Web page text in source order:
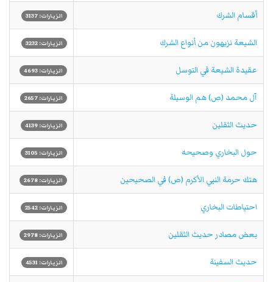
أقسام الشرك الزيارات: 3137
الشيعة نزيهون من أنواع الشرك الزيارات: 3232
عقيدة الشيعة في التوسل الزيارات: 4693
آل محمد (ص) هم الوسيلة الزيارات: 2657
حديث الثقلين الزيارات: 4139
حول البخاري وصحيحه الزيارات: 3105
هتك حرمة النبي الأكرم (ص) في الصحيحين الزيارات: 2678
احتياطات البخاري الزيارات: 2542
بعض مصادر حديث الثقلين الزيارات: 2978
حديث السفينة الزيارات: 4531